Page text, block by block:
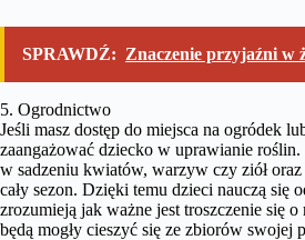
SPRAWDŹ: Znaczenie przyjaźni w
5. Ogrodnictwo
Jeśli masz dostęp do miejsca na ogródek
zaangażować dziecko w uprawianie
w sadzeniu kwiatów, warzyw czy ziół
cały sezon. Dzięki temu dzieci nauczą się
zrozumieją jak ważne jest troszczenie się o
będą mogły cieszyć się ze zbiorów swojej